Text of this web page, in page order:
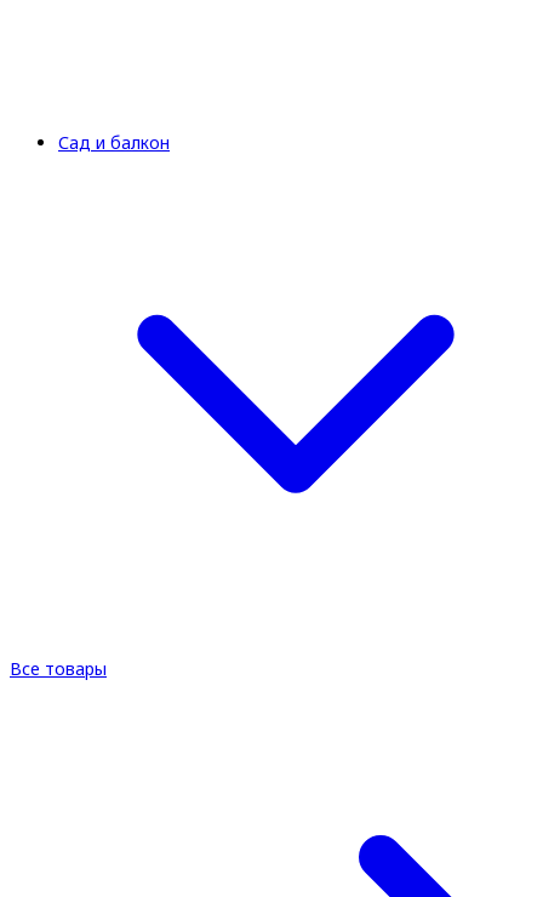
Сад и балкон
Все товары